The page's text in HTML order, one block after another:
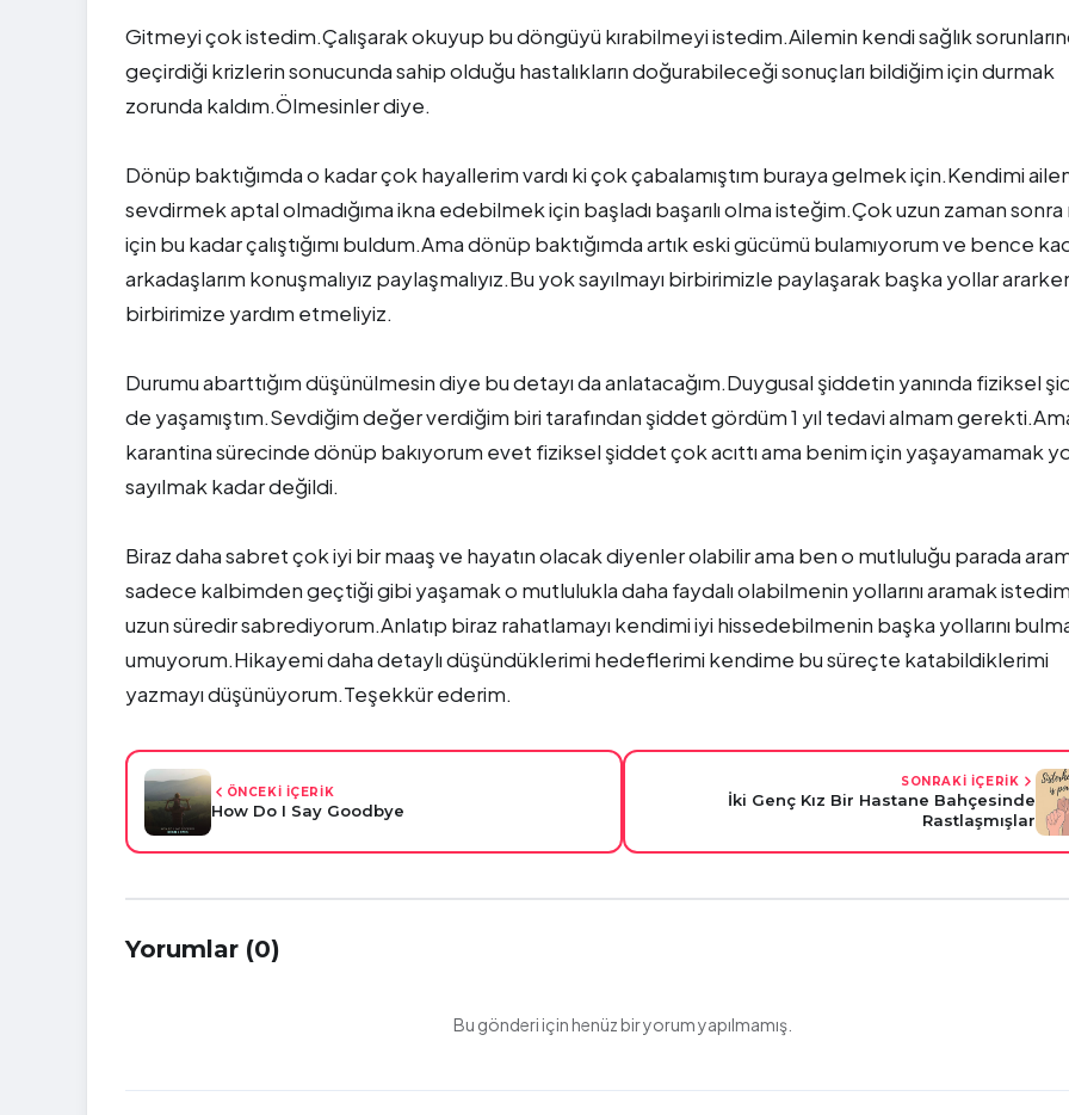
Gitmeyi çok istedim.Çalışarak okuyup bu döngüyü kırabilmeyi istedim.Ailemin kendi sağlık
geçirdiği krizlerin sonucunda sahip olduğu hastalıkların doğurabileceği sonuçları bildiğim için durmak
zorunda kaldım.Ölmesinler diye.
Dönüp baktığımda o kadar çok hayallerim vardı ki çok çabalamıştım buraya gelmek için.Kendimi
sevdirmek aptal olmadığıma ikna edebilmek için başladı başarılı olma isteğim.Çok uzun zaman sonra
için bu kadar çalıştığımı buldum.Ama dönüp baktığımda artık eski gücümü bulamıyorum ve bence
arkadaşlarım konuşmalıyız paylaşmalıyız.Bu yok sayılmayı birbirimizle paylaşarak başka yollar
birbirimize yardım etmeliyiz.
Durumu abarttığım düşünülmesin diye bu detayı da anlatacağım.Duygusal şiddetin yanında fiziksel
de yaşamıştım.Sevdiğim değer verdiğim biri tarafından şiddet gördüm 1 yıl tedavi almam
karantina sürecinde dönüp bakıyorum evet fiziksel şiddet çok acıttı ama benim için yaşayamamak
sayılmak kadar değildi.
Biraz daha sabret çok iyi bir maaş ve hayatın olacak diyenler olabilir ama ben o mutluluğu parada
sadece kalbimden geçtiği gibi yaşamak o mutlulukla daha faydalı olabilmenin yollarını aramak
uzun süredir sabrediyorum.Anlatıp biraz rahatlamayı kendimi iyi hissedebilmenin başka yollarını
umuyorum.Hikayemi daha detaylı düşündüklerimi hedeflerimi kendime bu süreçte katabildiklerimi
yazmayı düşünüyorum.Teşekkür ederim.
ÖNCEKİ İÇERİK
How Do I Say Goodbye
SONRAKİ İÇERİK
İki Genç Kız Bir Hastane Bahçesinde
Rastlaşmışlar
Yorumlar (0)
Bu gönderi için henüz bir yorum yapılmamış.